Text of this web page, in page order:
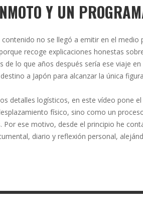
Y UN
contenido no se llegó a emitir en el
recoge explicaciones honestas
de lo que años después sería ese viaje
a Japón para alcanzar la única
detalles logísticos, en este vídeo pone
físico, sino como un
Por ese motivo, desde el principio he
diario y reflexión personal,